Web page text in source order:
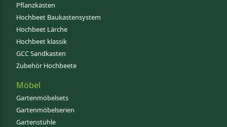
Pflanzkästen
Hochbeet Baukastensystem
Hochbeet Lärche
Hochbeet klassik
GCC Sandkasten
Zubehör Hochbeete
Möbel
Gartenmöbelsets
Gartenmöbelserien
Gartenstühle